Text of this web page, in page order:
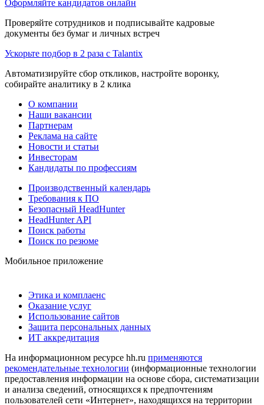
Оформляйте кандидатов онлайн
Проверяйте сотрудников и подписывайте кадровые
документы без бумаг и личных встреч
Ускорьте подбор в 2 раза с Talantix
Автоматизируйте сбор откликов, настройте воронку,
собирайте аналитику в 2 клика
О компании
Наши вакансии
Партнерам
Реклама на сайте
Новости и статьи
Инвесторам
Кандидаты по профессиям
Производственный календарь
Требования к ПО
Безопасный HeadHunter
HeadHunter API
Поиск работы
Поиск по резюме
Мобильное приложение
Этика и комплаенс
Оказание услуг
Использование сайтов
Защита персональных данных
ИТ аккредитация
На информационном ресурсе hh.ru применяются
рекомендательные технологии (информационные технологии
предоставления информации на основе сбора, систематизации
и анализа сведений, относящихся к предпочтениям
пользователей сети «Интернет», находящихся на территории